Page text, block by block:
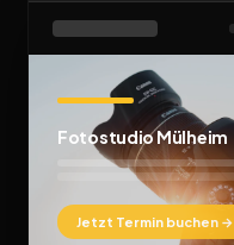
Fotostudio Mülheim
Jetzt Termin buchen →